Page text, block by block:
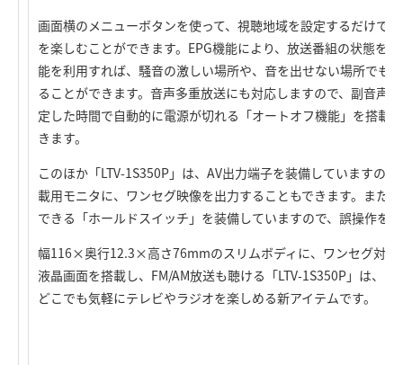
画面横のメニューボタンを使って、視聴地域を設定するだけで
を楽しむことができます。EPG機能により、放送番組の状態を
能を利用すれば、騒音の激しい場所や、音を出せない場所でも
ることができます。音声多重放送にも対応しますので、副音声
定した時間で自動的に電源が切れる「オートオフ機能」を搭載
きます。
このほか「LTV-1S350P」は、AV出力端子を装備していますの
載用モニタに、ワンセグ映像を出力することもできます。また
できる「ホールドスイッチ」を装備していますので、誤操作を
幅116×奥行12.3×高さ76mmのスリムボディに、ワンセグ対応
液晶画面を搭載し、FM/AM放送も聴ける「LTV-1S350P」は、
どこでも気軽にテレビやラジオを楽しめる新アイテムです。